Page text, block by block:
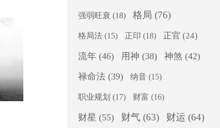
强弱旺衰 (18) 格局 (76)
格局法 (15) 正印 (18) 正官 (24)
流年 (46) 用神 (38) 神煞 (42)
禄命法 (39) 纳音 (15)
职业规划 (17) 财富 (16)
财星 (55) 财气 (63) 财运 (64)